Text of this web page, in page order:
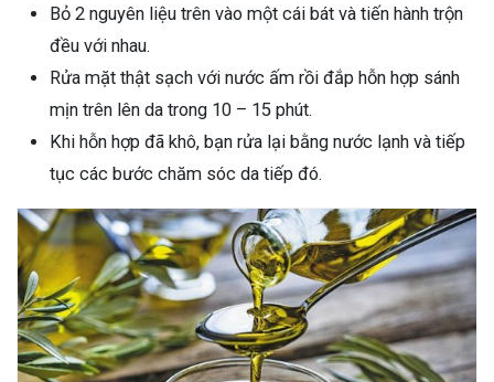
Bỏ 2 nguyên liệu trên vào một cái bát và tiến hành trộn
đều với nhau.
Rửa mặt thật sạch với nước ấm rồi đắp hỗn hợp sánh
mịn trên lên da trong 10 – 15 phút.
Khi hỗn hợp đã khô, bạn rửa lại bằng nước lạnh và tiếp
tục các bước chăm sóc da tiếp đó.